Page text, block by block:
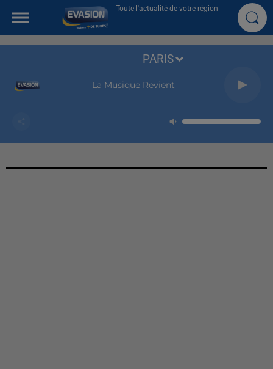
Toute l'actualité de votre région
La Musique Revient
PARIS